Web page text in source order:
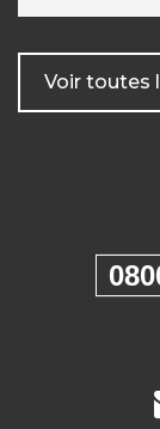
Voir toutes